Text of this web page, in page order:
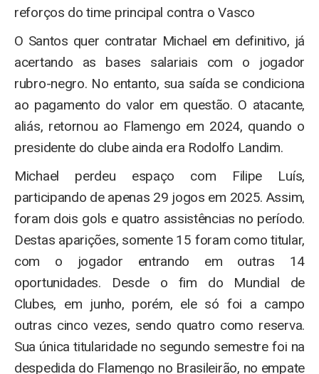
reforços do time principal contra o Vasco
O Santos quer contratar Michael em definitivo, já
acertando as bases salariais com o jogador
rubro-negro. No entanto, sua saída se condiciona
ao pagamento do valor em questão. O atacante,
aliás, retornou ao Flamengo em 2024, quando o
presidente do clube ainda era Rodolfo Landim.
Michael perdeu espaço com Filipe Luís,
participando de apenas 29 jogos em 2025. Assim,
foram dois gols e quatro assistências no período.
Destas aparições, somente 15 foram como titular,
com o jogador entrando em outras 14
oportunidades. Desde o fim do Mundial de
Clubes, em junho, porém, ele só foi a campo
outras cinco vezes, sendo quatro como reserva.
Sua única titularidade no segundo semestre foi na
despedida do Flamengo no Brasileirão, no empate